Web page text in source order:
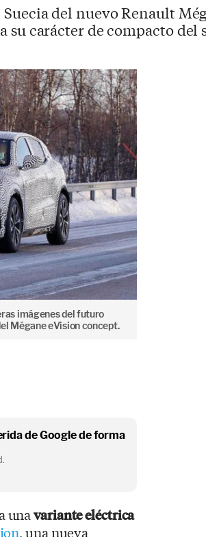
del nuevo Renault
carácter de compacto del
imágenes del futuro
Mégane eVision concept.
de Google de forma
unavariante eléctrica
, una nueva